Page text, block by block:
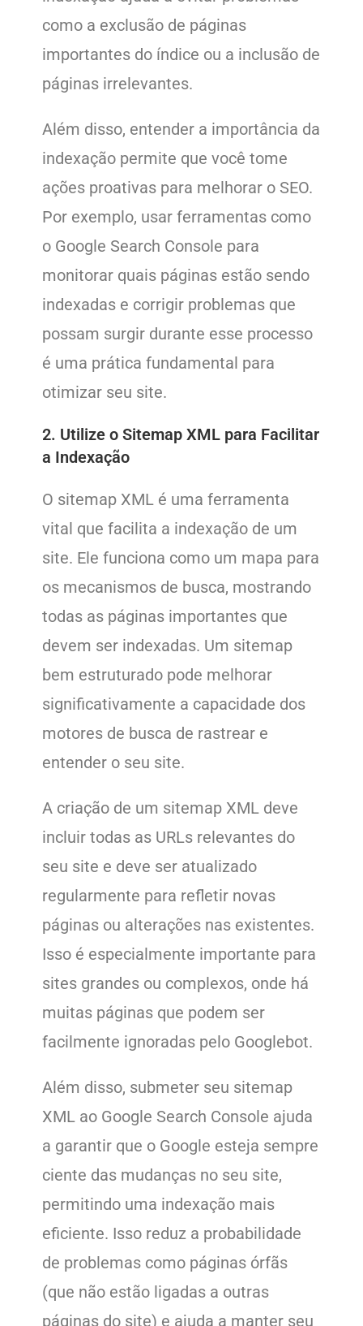
como a exclusão de páginas
importantes do índice ou a inclusão de
páginas irrelevantes.
Além disso, entender a importância da
indexação permite que você tome
ações proativas para melhorar o SEO.
Por exemplo, usar ferramentas como
o Google Search Console para
monitorar quais páginas estão sendo
indexadas e corrigir problemas que
possam surgir durante esse processo
é uma prática fundamental para
otimizar seu site.
2. Utilize o Sitemap XML para Facilitar
a Indexação
O sitemap XML é uma ferramenta
vital que facilita a indexação de um
site. Ele funciona como um mapa para
os mecanismos de busca, mostrando
todas as páginas importantes que
devem ser indexadas. Um sitemap
bem estruturado pode melhorar
significativamente a capacidade dos
motores de busca de rastrear e
entender o seu site.
A criação de um sitemap XML deve
incluir todas as URLs relevantes do
seu site e deve ser atualizado
regularmente para refletir novas
páginas ou alterações nas existentes.
Isso é especialmente importante para
sites grandes ou complexos, onde há
muitas páginas que podem ser
facilmente ignoradas pelo Googlebot.
Além disso, submeter seu sitemap
XML ao Google Search Console ajuda
a garantir que o Google esteja sempre
ciente das mudanças no seu site,
permitindo uma indexação mais
eficiente. Isso reduz a probabilidade
de problemas como páginas órfãs
(que não estão ligadas a outras
páginas do site) e ajuda a manter seu